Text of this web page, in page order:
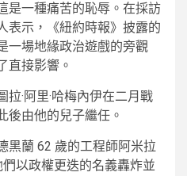
是一種痛苦的恥辱。在採訪
表示，《紐約時報》披露的
一場地緣政治遊戲的旁觀
直接影響。
·阿里·哈梅內伊在二月戰
後由他的兒子繼任。
黑蘭 62 歲的工程師阿米拉
以政權更迭的名義轟炸並